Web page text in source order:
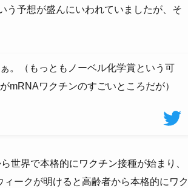
う予想が盛んにいわれていましたが、そ
。（もっともノーベル化学賞という可
mRNAワクチンのすごいところだが）
世界で本格的にワクチン接種が始まり、
ークが明けると高齢者から本格的にワク